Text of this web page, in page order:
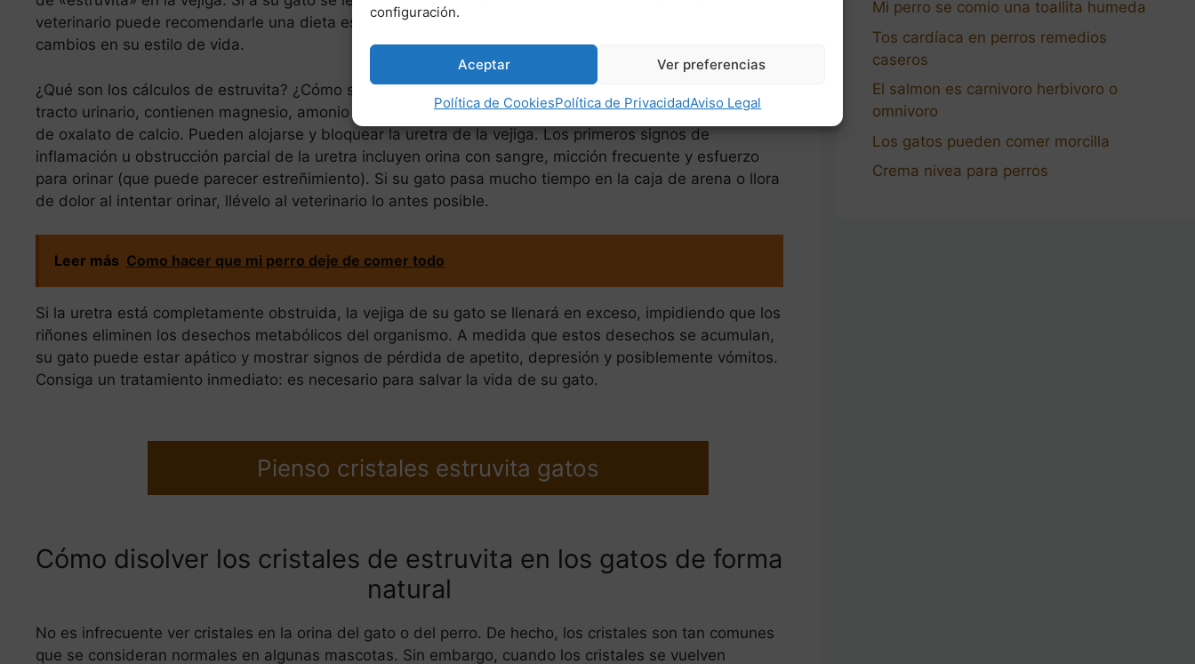
configuración.
Aceptar Ver preferencias
Política de CookiesPolítica de PrivacidadAviso Legal
veterinario puede recomendarle una dieta especial -como una dieta segura para FLUTD- y otros
cambios en su estilo de vida.
¿Qué son los cálculos de estruvita? ¿Cómo se tratan? Los cálculos de estruvita, que se encuentran en el
tracto urinario, contienen magnesio, amonio y fosfato. El 50% de estos cálculos se denominan cálculos
de oxalato de calcio. Pueden alojarse y bloquear la uretra de la vejiga. Los primeros signos de
inflamación u obstrucción parcial de la uretra incluyen orina con sangre, micción frecuente y esfuerzo
para orinar (que puede parecer estreñimiento). Si su gato pasa mucho tiempo en la caja de arena o llora
de dolor al intentar orinar, llévelo al veterinario lo antes posible.
Leer más Como hacer que mi perro deje de comer todo
Si la uretra está completamente obstruida, la vejiga de su gato se llenará en exceso, impidiendo que los
riñones eliminen los desechos metabólicos del organismo. A medida que estos desechos se acumulan,
su gato puede estar apático y mostrar signos de pérdida de apetito, depresión y posiblemente vómitos.
Consiga un tratamiento inmediato: es necesario para salvar la vida de su gato.
Pienso cristales estruvita gatos
Cómo disolver los cristales de estruvita en los gatos de forma
natural
No es infrecuente ver cristales en la orina del gato o del perro. De hecho, los cristales son tan comunes
que se consideran normales en algunas mascotas. Sin embargo, cuando los cristales se vuelven
Mi perro se comio una toallita humeda
Tos cardíaca en perros remedios
caseros
El salmon es carnivoro herbivoro o
omnivoro
Los gatos pueden comer morcilla
Crema nivea para perros